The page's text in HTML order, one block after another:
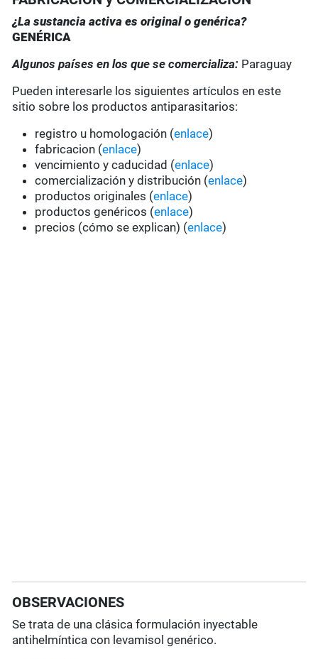
¿La sustancia activa es original o genérica?
GENÉRICA
Algunos países en los que se comercializa: Paraguay
Pueden interesarle los siguientes artículos en este
sitio sobre los productos antiparasitarios:
registro u homologación (enlace)
fabricacion (enlace)
vencimiento y caducidad (enlace)
comercialización y distribución (enlace)
productos originales (enlace)
productos genéricos (enlace)
precios (cómo se explican) (enlace)
OBSERVACIONES
Se trata de una clásica formulación inyectable
antihelmíntica con levamisol genérico.